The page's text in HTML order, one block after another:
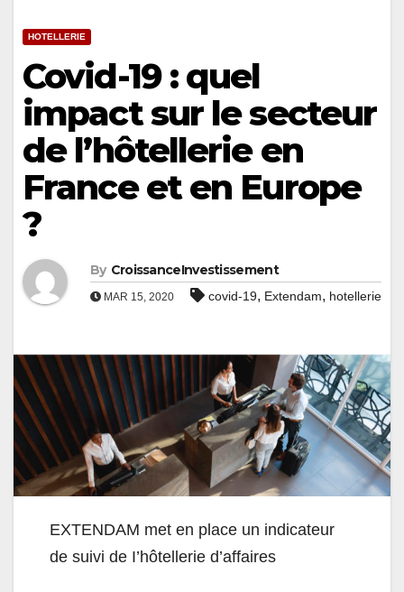
HOTELLERIE
Covid-19 : quel
impact sur le secteur
de l’hôtellerie en
France et en Europe
?
By CroissanceInvestissement
MAR 15, 2020 covid-19, Extendam, hotellerie
EXTENDAM met en place un indicateur
de suivi de I’hôtellerie d’affaires